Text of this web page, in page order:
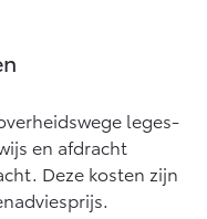
ELEKTRISCHleges-
en afdracht
Deze kosten zijn